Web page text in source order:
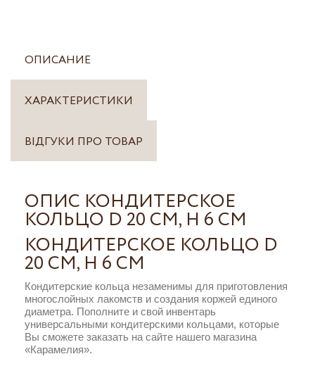
ОПИСАНИЕ
ХАРАКТЕРИСТИКИ
ВІДГУКИ ПРО ТОВАР
ОПИС КОНДИТЕРСКОЕ
КОЛЬЦО D 20 СМ, H 6 СМ
КОНДИТЕРСКОЕ КОЛЬЦО D
20 СМ, H 6 СМ
Кондитерские кольца незаменимы для приготовления
многослойных лакомств и создания коржей единого
диаметра. Пополните и свой инвентарь
универсальными кондитерскими кольцами, которые
Вы сможете заказать на сайте нашего магазина
«Карамелия».